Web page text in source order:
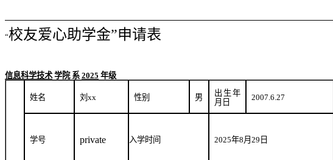
“校友爱心助学金”申请表
信息科学技术 学院 系 2025 年级
姓名 刘 xx 性别 男
出生年
月日
2007.6.27
学号 private 入学时间 2025年8月 29 日